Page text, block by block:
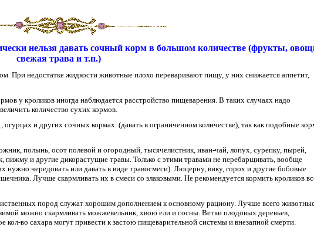
нельзя давать сочный корм в большом количестве (фрукты,
свежая трава и т.п.)
При недостатке жидкости животные плохо переваривают пищу, у них снижается аппетит,
у кроликов иногда наблюдается расстройство пищеварения. В таких случаях надо
количество сухих кормов.
и других сочных кормах. (давать в ограниченном количестве), так как подобные
полынь, осот полевой и огородный, тысячелистник, иван-чай, лопух, сурепку, пырей,
и другие дикорастущие травы. Только с этими травами не перебарщивать, вообще
нужно чередовать или давать в виде травосмеси). Люцерну, вику, горох и другие бобовые
Лучше скармливать их в смеси со злаковыми. Не рекомендуется кормить кроликов
пород служат хорошим дополнением к основному рациону. Лучше всего
можно скармливать можжевельник, хвою ели и сосны. Ветки плодовых деревьев,
во сахара могут привести к застою пищеварительной системы и внезапной смерти.